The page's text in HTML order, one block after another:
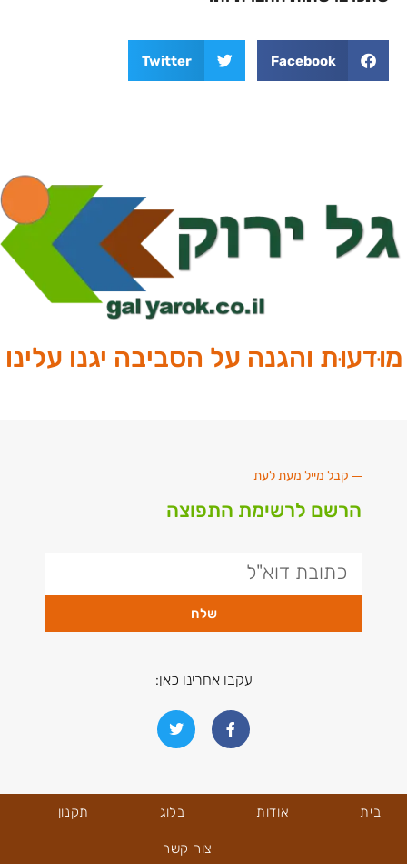
Facebook
Twitter
מוּדעוּת והגנה על הסביבה יגנו עלינו
קבל מייל מעת לעת
הרשם לרשימת התפוצה
שלח
עקבו אחרינו כאן:
בית אודות בלוג תקנון
צור קשר